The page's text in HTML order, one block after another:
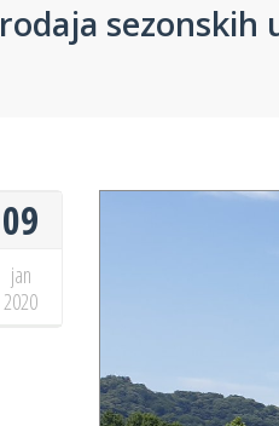
sezonskih
09
jan
2020